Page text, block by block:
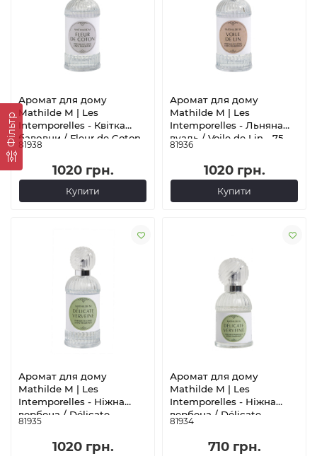
Фільтр
Аромат для дому
Mathilde M | Les
Intemporelles - Квітка
бавовни / Fleur de Coton -
75 мл
81938
1020 грн.
Купити
Аромат для дому
Mathilde M | Les
Intemporelles - Льняна
вуаль / Voile de Lin - 75
мл
81936
1020 грн.
Купити
Аромат для дому
Mathilde M | Les
Intemporelles - Ніжна
вербена / Délicate
Verveine - 75 мл
81935
1020 грн.
Аромат для дому
Mathilde M | Les
Intemporelles - Ніжна
вербена / Délicate
Verveine - 30 мл
81934
710 грн.